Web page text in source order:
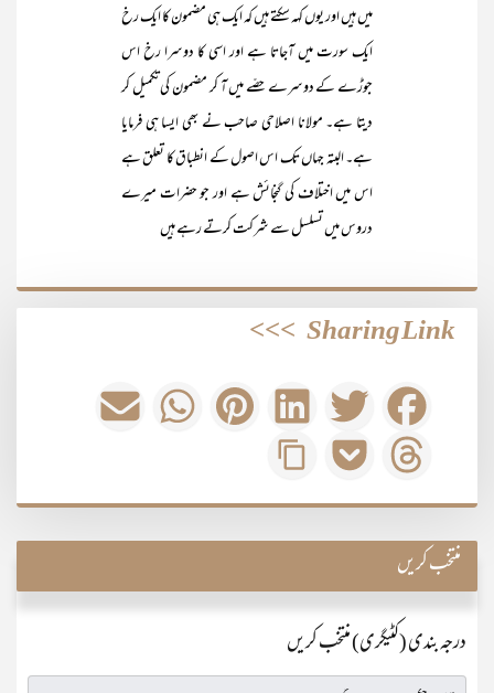
میں ہیں اور یوں کہہ سکتے ہیں کہ ایک ہی مضمون کا ایک رخ
ایک سورت میں آجاتا ہے اور اسی کا دوسرا رخ اس
جوڑے کے دوسرے حصّے میں آ کر مضمون کی تکمیل کر
دیتا ہے۔ مولانا اصلاحی صاحب نے بھی ایسا ہی فرمایا
ہے۔ البتہ جہاں تک اس اصول کے انطباق کا تعلق ہے
اس میں اختلاف کی گنجائش ہے اور جو حضرات میرے
دروس میں تسلسل سے شرکت کرتے رہے ہیں
Sharing Link
>>>
منتخب کریں
درجہ بندی (کٹیگری) منتخب کریں